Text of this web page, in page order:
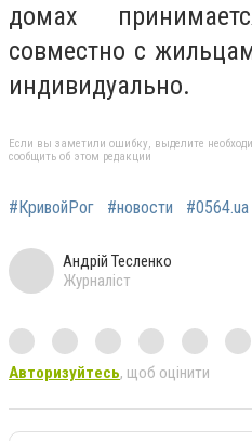
домах
совместно с
индивидуально.
Если вы заметили ошибку, выделите
сообщить об этом редакции
#КривойРог #новости #0564.ua
Андрій Тесленко
Журналіст
Авторизуйтесь, щоб оцінити